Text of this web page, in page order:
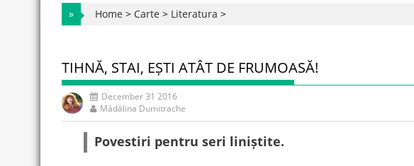
» Home > Carte > Literatura >
TIHNĂ, STAI, EȘTI ATÂT DE FRUMOASĂ!
December 31 2016
Mădălina Dumitrache
Povestiri pentru seri liniștite.